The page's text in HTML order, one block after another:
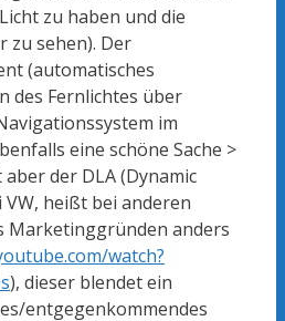
zu haben und die
zu sehen). Der
(automatisches
des Fernlichtes über
im
eine schöne Sache >
der DLA (Dynamic
heißt bei anderen
Marketinggründen anders
watch?
), dieser blendet ein
entgegenkommendes